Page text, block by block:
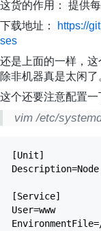
这货的作用： 提供
下载地址：
https://
ses
还是上面的一样，这
除非机器真是太闲了
这个还要注意配置
vim /etc/
[Unit]
[Service]
User=www